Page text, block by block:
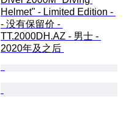
Helmet" - Limited Edition -
- 没有保留价 -
TT.2000DH.AZ - 男士 -
2020年及之后